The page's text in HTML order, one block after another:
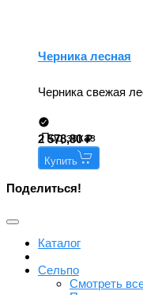
Черника лесная
Черника свежая
Под заказ
2 578,80
Купить
Поделиться!
Каталог
Сельпо
Смотреть